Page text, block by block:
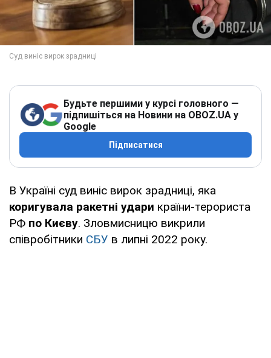
Будьте першими у курсі головного —
підпишіться на Новини на OBOZ.UA у
Google
Підписатися
В Україні суд виніс вирок зрадниці, яка
коригувала ракетні удари країни-терориста
РФ по Києву. Зловмисницю викрили
співробітники СБУ в липні 2022 року.